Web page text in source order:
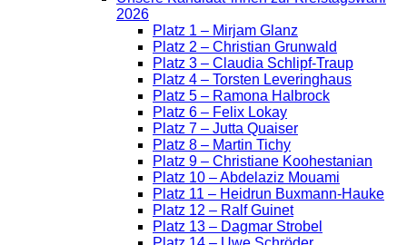
2026
Platz 1 – Mirjam Glanz
Platz 2 – Christian Grunwald
Platz 3 – Claudia Schlipf-Traup
Platz 4 – Torsten Leveringhaus
Platz 5 – Ramona Halbrock
Platz 6 – Felix Lokay
Platz 7 – Jutta Quaiser
Platz 8 – Martin Tichy
Platz 9 – Christiane Koohestanian
Platz 10 – Abdelaziz Mouami
Platz 11 – Heidrun Buxmann-Hauke
Platz 12 – Ralf Guinet
Platz 13 – Dagmar Strobel